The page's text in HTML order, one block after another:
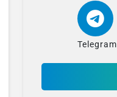
Telegram